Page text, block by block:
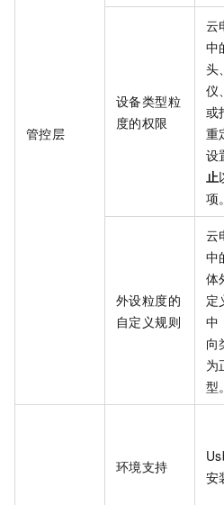
管控层
设备类型粒
度的权限
云
中
头
仪
或
重
设
止
项。
外设粒度的
自定义规则
云
中
体
定
中
向
为
型。
环境支持
安